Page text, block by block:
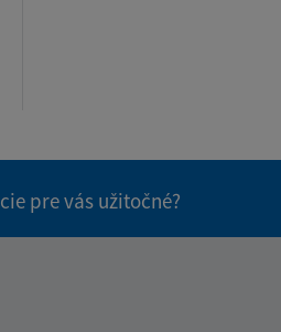
pre vás užitočné?